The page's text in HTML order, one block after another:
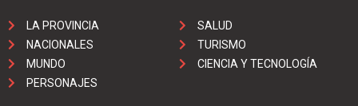
LA PROVINCIA
NACIONALES
MUNDO
PERSONAJES
SALUD
TURISMO
CIENCIA Y TECNOLOGÍA